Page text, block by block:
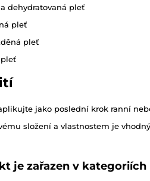
dehydratovaná pleť
pleť
pleť
jako poslední krok ranní
složení a vlastnostem je
je zařazen v kategoriích